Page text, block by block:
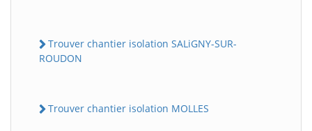
Trouver chantier isolation SALiGNY-SUR-
ROUDON
Trouver chantier isolation MOLLES